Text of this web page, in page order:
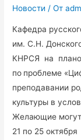
Новости / От
Кафедра
им. С.Н.
КНРСЯ на
по проблеме
преподавании
культуры в
Желающие могут
21 по 25